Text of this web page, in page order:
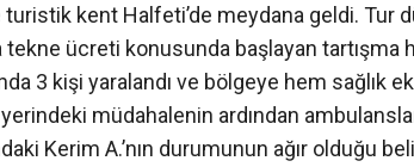
turistik kent Halfeti’de meydana geldi. Tur
ücreti konusunda başlayan tartışma
3 kişi yaralandı ve bölgeye hem sağlık
müdahalenin ardından
Kerim A.’nın durumunun ağır olduğu